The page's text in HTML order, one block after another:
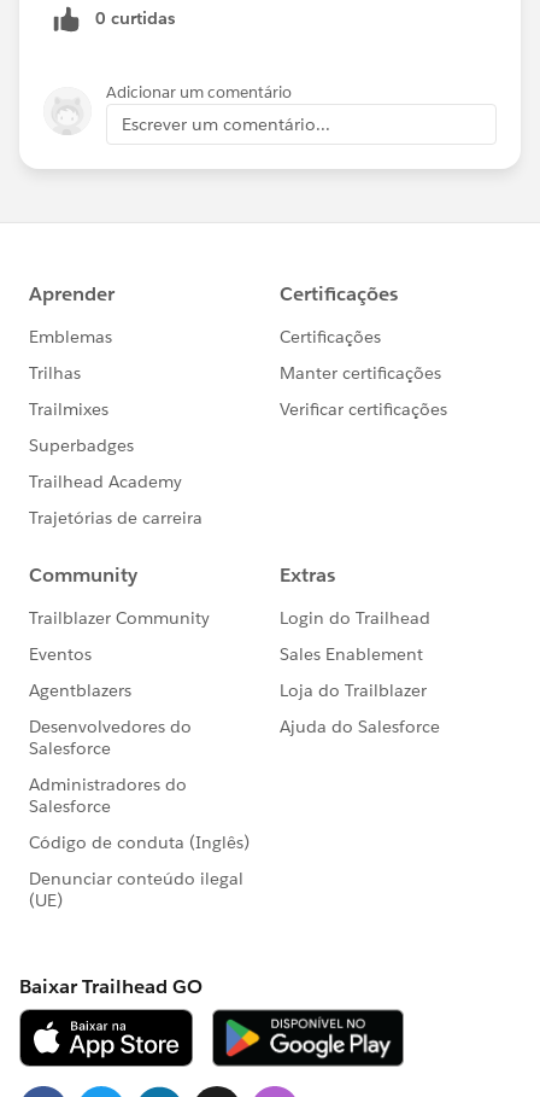
0 curtidas
Adicionar um comentário
Escrever um comentário...